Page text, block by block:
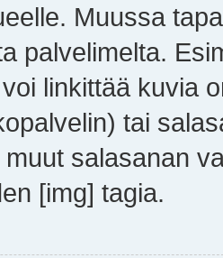
Muussa
palvelimelta.
linkittää kuvia
tai
salasanan
[img] tagia.